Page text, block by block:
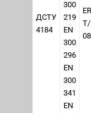
ДСТУ
4184
300
219
EN
300
296
EN
300
341
EN
T/
08